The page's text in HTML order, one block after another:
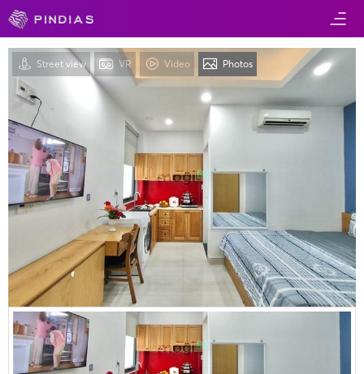
Street view VR Video Photos